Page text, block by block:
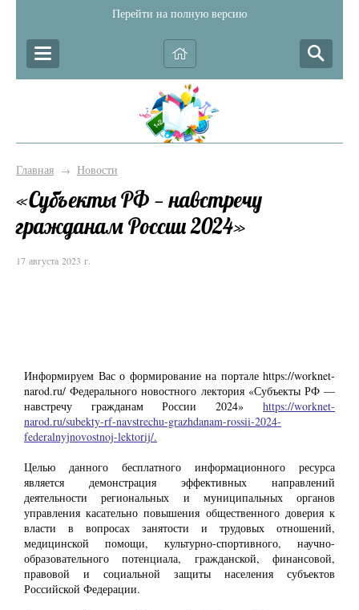
Перейти на полную версию
Главная → Новости
«Субъекты РФ — навстречу
гражданам России 2024»
17 августа 2023 г.
Информируем Вас о формирование на портале https://worknet-
narod.ru/ Федерального новостного лектория «Субъекты РФ —
навстречу гражданам России 2024» https://worknet-
narod.ru/subekty-rf-navstrechu-grazhdanam-rossii-2024-
federalnyjnovostnoj-lektorij/.
Целью данного бесплатного информационного ресурса
является демонстрация эффективных направлений
деятельности региональных и муниципальных органов
управления касательно повышения общественного доверия к
власти в вопросах занятости и трудовых отношений,
медицинской помощи, культурно-спортивного, научно-
образовательного потенциала, гражданской, финансовой,
правовой и социальной защиты населения субъектов
Российской Федерации.